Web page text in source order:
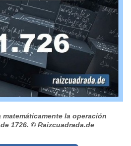
matemáticamente la operación
1726. © Raizcuadrada.de